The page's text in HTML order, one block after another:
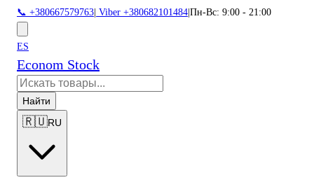
📞 +380667579763 Viber +380682101484 Пн-Вс: 9:00 - 21:00
ES
Econom Stock
Найти
🇷🇺RU